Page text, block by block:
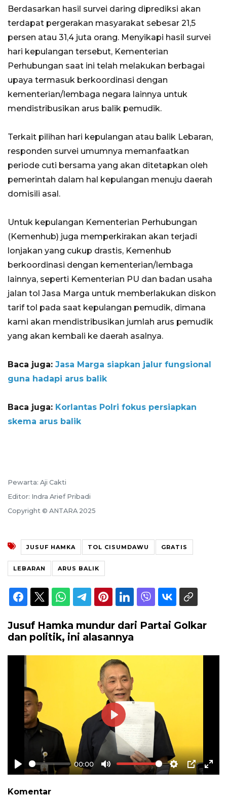
Berdasarkan hasil survei daring diprediksi akan
terdapat pergerakan masyarakat sebesar 21,5
persen atau 31,4 juta orang. Menyikapi hasil survei
hari kepulangan tersebut, Kementerian
Perhubungan saat ini telah melakukan berbagai
upaya termasuk berkoordinasi dengan
kementerian/lembaga negara lainnya untuk
mendistribusikan arus balik pemudik.
Terkait pilihan hari kepulangan atau balik Lebaran,
responden survei umumnya memanfaatkan
periode cuti bersama yang akan ditetapkan oleh
pemerintah dalam hal kepulangan menuju daerah
domisili asal.
Untuk kepulangan Kementerian Perhubungan
(Kemenhub) juga memperkirakan akan terjadi
lonjakan yang cukup drastis, Kemenhub
berkoordinasi dengan kementerian/lembaga
lainnya, seperti Kementerian PU dan badan usaha
jalan tol Jasa Marga untuk memberlakukan diskon
tarif tol pada saat kepulangan pemudik, dimana
kami akan mendistribusikan jumlah arus pemudik
yang akan kembali ke daerah asalnya.
Baca juga: Jasa Marga siapkan jalur fungsional
guna hadapi arus balik
Baca juga: Korlantas Polri fokus persiapkan
skema arus balik
Pewarta: Aji Cakti
Editor: Indra Arief Pribadi
Copyright © ANTARA 2025
JUSUF HAMKA TOL CISUMDAWU GRATIS
LEBARAN ARUS BALIK
Jusuf Hamka mundur dari Partai Golkar
dan politik, ini alasannya
Play
00:00
Mute Settings
PIP
Play
Komentar